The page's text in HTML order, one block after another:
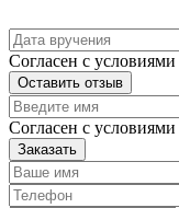
Согласен с условиями
Согласен с условиями